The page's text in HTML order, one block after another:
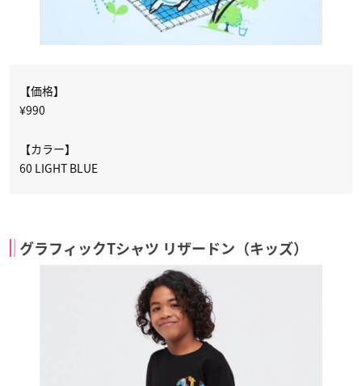
【価格】
¥990
【カラー】
60 LIGHT BLUE
グラフィックTシャツ リザードン（キッズ）